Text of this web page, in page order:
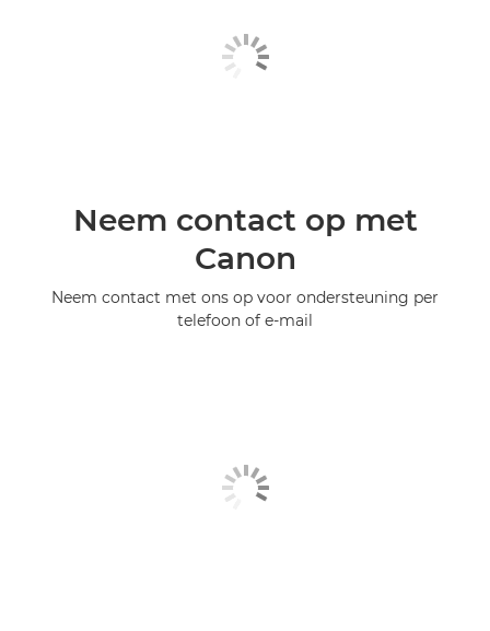
Neem contact op met
Canon
Neem contact met ons op voor ondersteuning per
telefoon of e-mail